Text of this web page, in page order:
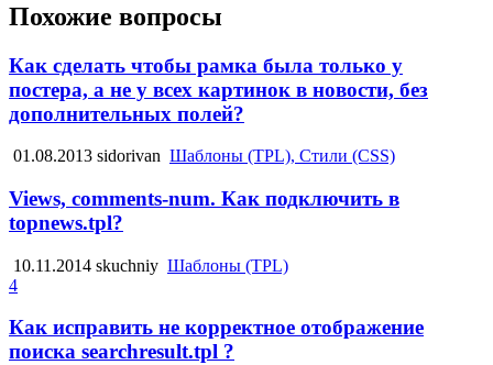
Похожие вопросы
Как сделать чтобы рамка была только у
постера, а не у всех картинок в новости, без
дополнительных полей?
01.08.2013 sidorivan Шаблоны (TPL), Стили (CSS)
Views, comments-num. Как подключить в
topnews.tpl?
10.11.2014 skuchniy Шаблоны (TPL)
4
Как исправить не корректное отображение
поиска searchresult.tpl ?